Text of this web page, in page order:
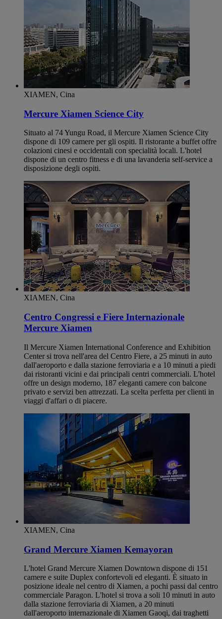
XIAMEN, Cina
Mercure Xiamen Science City
Situato al 74 Yungu Road, il Mercure Xiamen Science City
dispone di 109 camere per gli ospiti. Il ristorante a buffet offre
colazioni cinesi e occidentali con specialità locali. L'hotel
dispone di un centro fitness e di una lavanderia self-service a
disposizione degli ospiti.
XIAMEN, Cina
Centro Congressi e Fiere Internazionale
Mercure Xiamen
Il Mercure Xiamen International Conference and Exhibition
Center si trova nell'area del Centro Fiere, a 25 minuti in auto
dall'aeroporto e dalla stazione ferroviaria e a 10 minuti a piedi
dai ristoranti vicini e dai principali centri commerciali. L'hotel
offre un design moderno, 187 eleganti camere con balcone
privato e servizi ben attrezzati. La scelta perfetta per clienti in
viaggi d'affari o di piacere.
XIAMEN, Cina
Grand Mercure Xiamen Kemayoran
L'hotel Grand Mercure Xiamen Downtown dispone di 151
camere e suite Duplex confortevoli ed eleganti. È situato in
posizione ideale nel centro di Xiamen, a pochi passi dal centro
commerciale Paragon. L'hotel si trova a soli 10 minuti in auto
dalla stazione ferroviaria di Xiamen, a 20 minuti
dall'aeroporto internazionale di Xiamen Gaoqi, dai traghetti